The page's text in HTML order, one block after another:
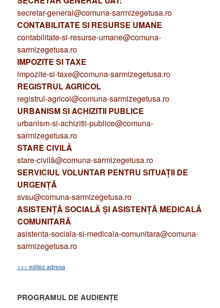
secretar-general@comuna-sarmizegetusa.ro
CONTABILITATE SI RESURSE UMANE
contabilitate-si-resurse-umane@comuna-
sarmizegetusa.ro
IMPOZITE SI TAXE
impozite-si-taxe@comuna-sarmizegetusa.ro
REGISTRUL AGRICOL
registrul-agricol@comuna-sarmizegetusa.ro
URBANISM SI ACHIZITII PUBLICE
urbanism-si-achizitii-publice@comuna-
sarmizegetusa.ro
STARE CIVILĂ
stare-civilă@comuna-sarmizegetusa.ro
SERVICIUL VOLUNTAR PENTRU SITUAȚII DE
URGENȚĂ
svsu@comuna-sarmizegetusa.ro
ASISTENȚĂ SOCIALĂ ȘI ASISTENȚĂ MEDICALĂ
COMUNITARĂ
asistenta-sociala-si-medicala-comunitara@comuna-
sarmizegetusa.ro
>>> editez adresa
PROGRAMUL DE AUDIENȚE